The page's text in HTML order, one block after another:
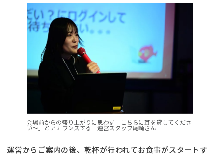
会場前からの盛り上がりに思わず「こちらに耳を貸してくださ
い〜」とアナウンスする 運営スタッフ尾崎さん
運営からご案内の後、乾杯が行われてお食事がスタートす